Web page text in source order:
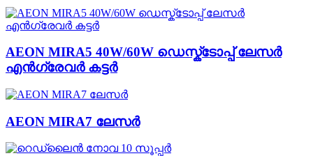
AEON MIRA5 40W/60W ഡെസ്ക്ടോപ്പ് ലേസർ
എൻഗ്രേവർ കട്ടർ
AEON MIRA7 ലേസർ